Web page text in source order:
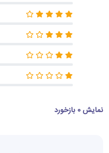
نمایش 0 بازخورد